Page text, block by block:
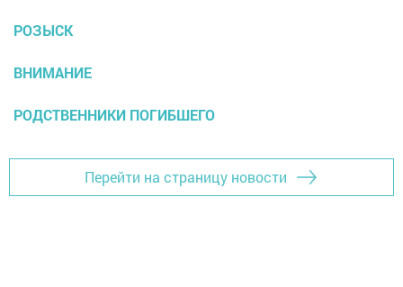
РОЗЫСК
ВНИМАНИЕ
РОДСТВЕННИКИ ПОГИБШЕГО
Перейти на страницу новости